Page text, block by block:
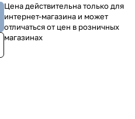
Цена действительна только для
интернет-магазина и может
отличаться от цен в розничных
магазинах